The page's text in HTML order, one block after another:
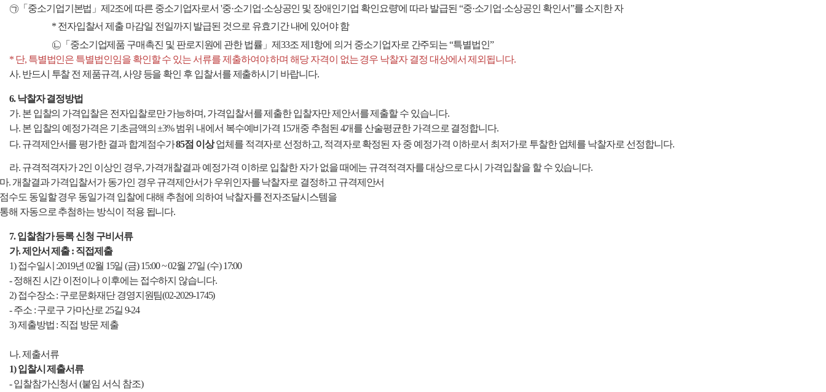
㉠「 중소기업기본법 」제2조에 따른 중소기업자로서 '중·소기업·소상공인 및 장애인기업 확인요령'에 따라 발급된 “중·소기업·소상공인 확인서”를소지한 자
* 전자입찰서 제출 마감일 전일까지 발급된 것으로 유효기간 내에 있어야 함
㉡「중소기업제품 구매촉진 및 판로지원에 관한 법률 」 제33조 제1항에 의거 중소기업자로 간주되는 “특별법인”
* 단, 특별법인은 특별법인임을 확인할 수 있는 서류를 제출하여야하며 해당 자격이 없는 경우 낙찰자 결정 대상에서 제외됩니다.
사. 반드시 투찰 전 제품규격, 사양 등을 확인 후 입찰서를 제출하시기 바랍니다.
6. 낙찰자 결정방법
가. 본 입찰의 가격입찰은 전자입찰로만 가능하며, 가격입찰서를 제출한 입찰자만 제안서를 제출할 수 있습니다.
나. 본 입찰의 예정가격은 기초금액의 ±3% 범위 내에서 복수예비가격 15개중 추첨된 4개를 산술평균한 가격으로 결정합니다.
다. 규격제안서를 평가한 결과 합계점수가85점 이상 업체를 적격자로 선정하고, 적격자로 확정된 자 중 예정가격 이하로서 최저가로 투찰한 업체를 낙찰자로 선정합니다.
라. 규격적격자가 2인 이상인 경우, 가격개찰결과 예정가격 이하로 입찰한 자가 없을 때에는 규격적격자를 대상으로 다시 가격입찰을 할 수 있습니다.
마. 개찰결과 가격입찰서가 동가인 경우 규격제안서가 우위인자를 낙찰자로 결정하고 규격제안서
점수도 동일할 경우 동일가격 입찰에 대해 추첨에 의하여 낙찰자를 전자조달시스템을
통해 자동으로 추첨하는 방식이 적용 됩니다.
7. 입찰참가등록 신청 구비서류
가. 제안서 제출 : 직접제출
1) 접수일시 :2019년 02월 15일 (금) 15:00 ~ 02월 27일 (수) 17:00
- 정해진 시간 이전이나 이후에는 접수하지 않습니다.
2) 접수장소 : 구로문화재단 경영지원팀(02-2029-1745)
- 주소 : 구로구 가마산로 25길 9-24
3) 제출방법 : 직접 방문 제출
나. 제출서류
1) 입찰시 제출서류
- 입찰참가신청서 (붙임 서식 참조)